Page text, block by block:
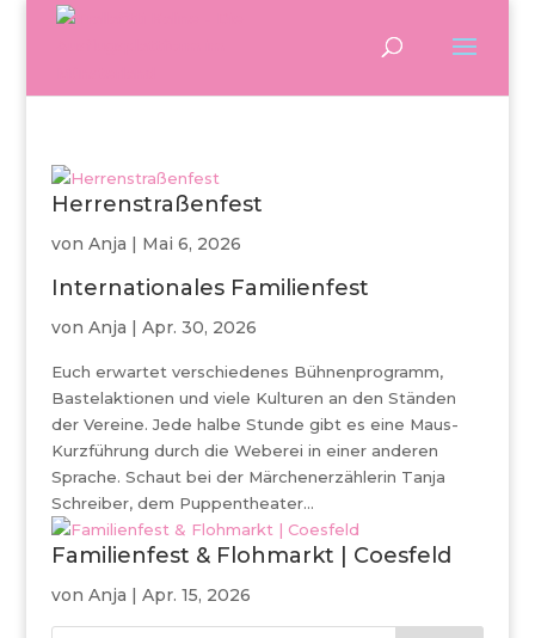
Herrenstraßenfest
von Anja | Mai 6, 2026
Internationales Familienfest
von Anja | Apr. 30, 2026
Euch erwartet verschiedenes Bühnenprogramm,
Bastelaktionen und viele Kulturen an den Ständen
der Vereine. Jede halbe Stunde gibt es eine Maus-
Kurzführung durch die Weberei in einer anderen
Sprache. Schaut bei der Märchenerzählerin Tanja
Schreiber, dem Puppentheater...
Familienfest & Flohmarkt | Coesfeld
von Anja | Apr. 15, 2026